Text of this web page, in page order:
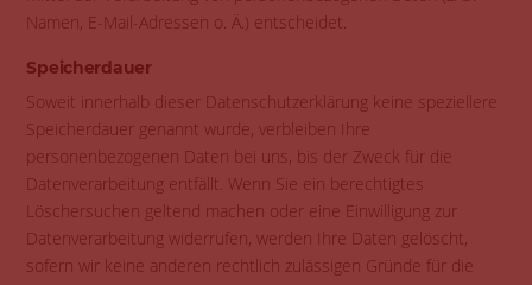
Namen, E-Mail-Adressen o. Ä.) entscheidet.
Speicherdauer
Soweit innerhalb dieser Datenschutzerklärung keine speziellere
Speicherdauer genannt wurde, verbleiben Ihre
personenbezogenen Daten bei uns, bis der Zweck für die
Datenverarbeitung entfällt. Wenn Sie ein berechtigtes
Löschersuchen geltend machen oder eine Einwilligung zur
Datenverarbeitung widerrufen, werden Ihre Daten gelöscht,
sofern wir keine anderen rechtlich zulässigen Gründe für die